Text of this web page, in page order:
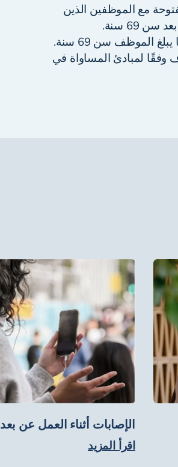
مع الموظفين الذين
69 سنة.
الموظف سن 69 سنة.
وفقًا لمبادئ المساواة في
الإصابات أثناء العمل عن بعد
اقرأ المزيد